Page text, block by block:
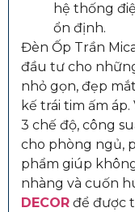
hệ thống
ổn định.
Đèn Ốp Trần
đầu tư cho
nhỏ gọn, đẹp
kế trái tim ấm
3 chế độ, công
cho phòng ngủ,
phẩm giúp
nhàng và cuốn
DECOR để được